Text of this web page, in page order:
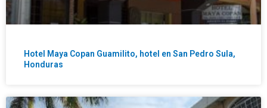
Hotel Maya Copan Guamilito, hotel en San Pedro Sula,
Honduras